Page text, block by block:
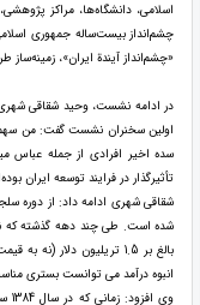
اسلامی، دانشگاه‌ها، مراکز
«چشم‌انداز آیندة ایران»،
در ادامه نشست، وحید شقاقی
اولین سخنران نشست گفت: من سهم
سده اخیر افرادی از جمله عباس
تأثیرگذار در فرایند توسعه ایران
شقاقی شهری ادامه داد: از دوره
شده است. طی چند دهه گذشته که
بالغ بر 1.5 تریلیون دلار
انبوه درآمد می توانست بستری